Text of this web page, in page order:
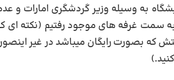
به وسیله وزیر گردشگری امارات و
به سرعت به سمت غرفه های موجود رفتیم (نکته
که بصورت رایگان میباشد در غیر